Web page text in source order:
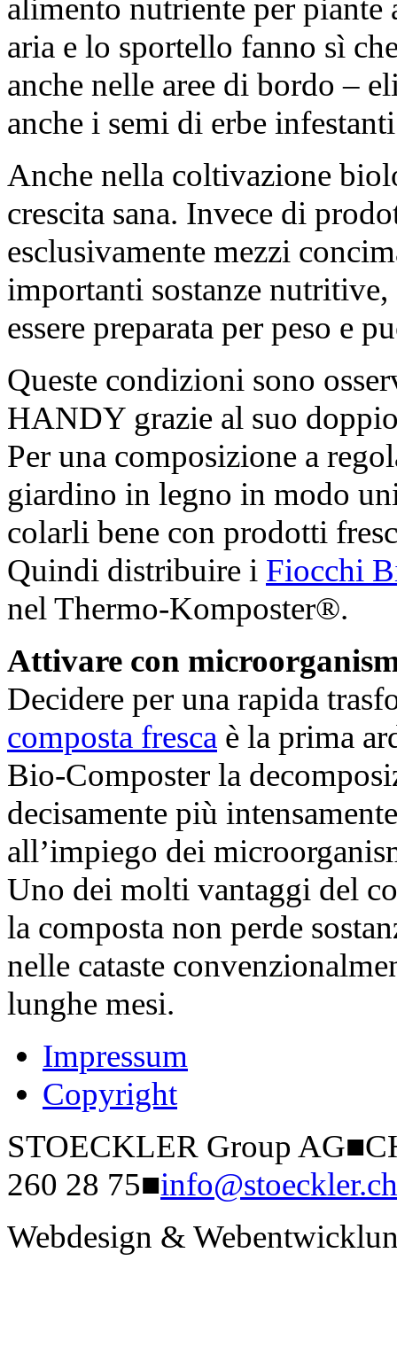
alimento nutriente per piante
aria e lo sportello fanno sì
anche nelle aree di bordo –
anche i semi di erbe
Anche nella coltivazione
crescita sana. Invece di
esclusivamente mezzi
importanti sostanze
essere preparata per peso e
Queste condizioni sono
HANDY grazie al suo
Per una composizione a
giardino in legno in modo
colarli bene con prodotti
Quindi distribuire i Fiocchi
nel Thermo-Komposter®.
Attivare con
Decidere per una rapida
composta fresca è la prima
Bio-Composter la
decisamente più
all’impiego dei
Uno dei molti vantaggi del
la composta non perde
nelle cataste
lunghe mesi.
Impressum
Copyright
STOECKLER Group AG■
260 28 75■info@stoeckler.ch
Webdesign &